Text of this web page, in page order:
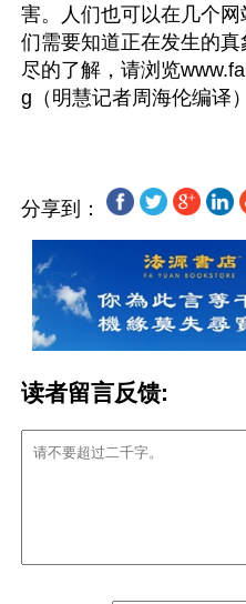
害。人们也可以在几个
们需要知道正在发生的
尽的了解，请浏览
分享到：
读者留言反馈: